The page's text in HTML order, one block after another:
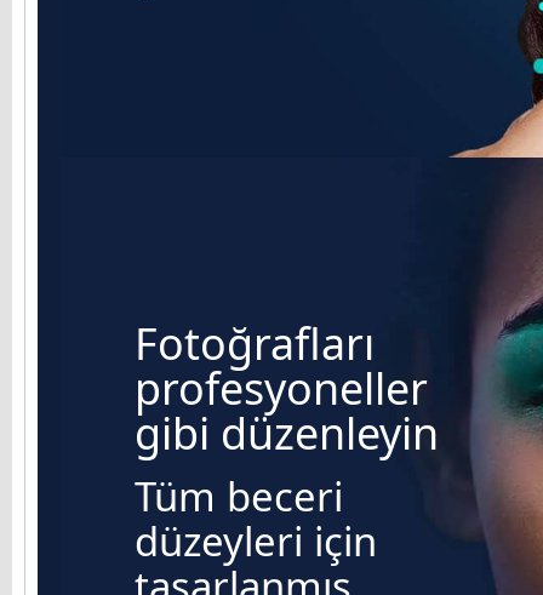
Fotoğrafları
profesyoneller
gibi düzenleyin
Tüm beceri
düzeyleri için